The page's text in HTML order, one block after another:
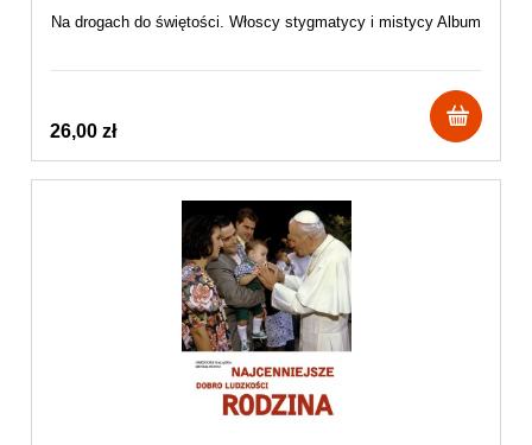
Na drogach do świętości. Włoscy stygmatycy i mistycy Album
26,00 zł